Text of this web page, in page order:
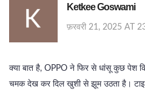
Ketkee Goswami
फ़रवरी 21, 2025 AT
क्या बात है, OPPO ने फिर से धांसू कुछ पेश
चमक देख कर दिल खुशी से झूम उठता है।